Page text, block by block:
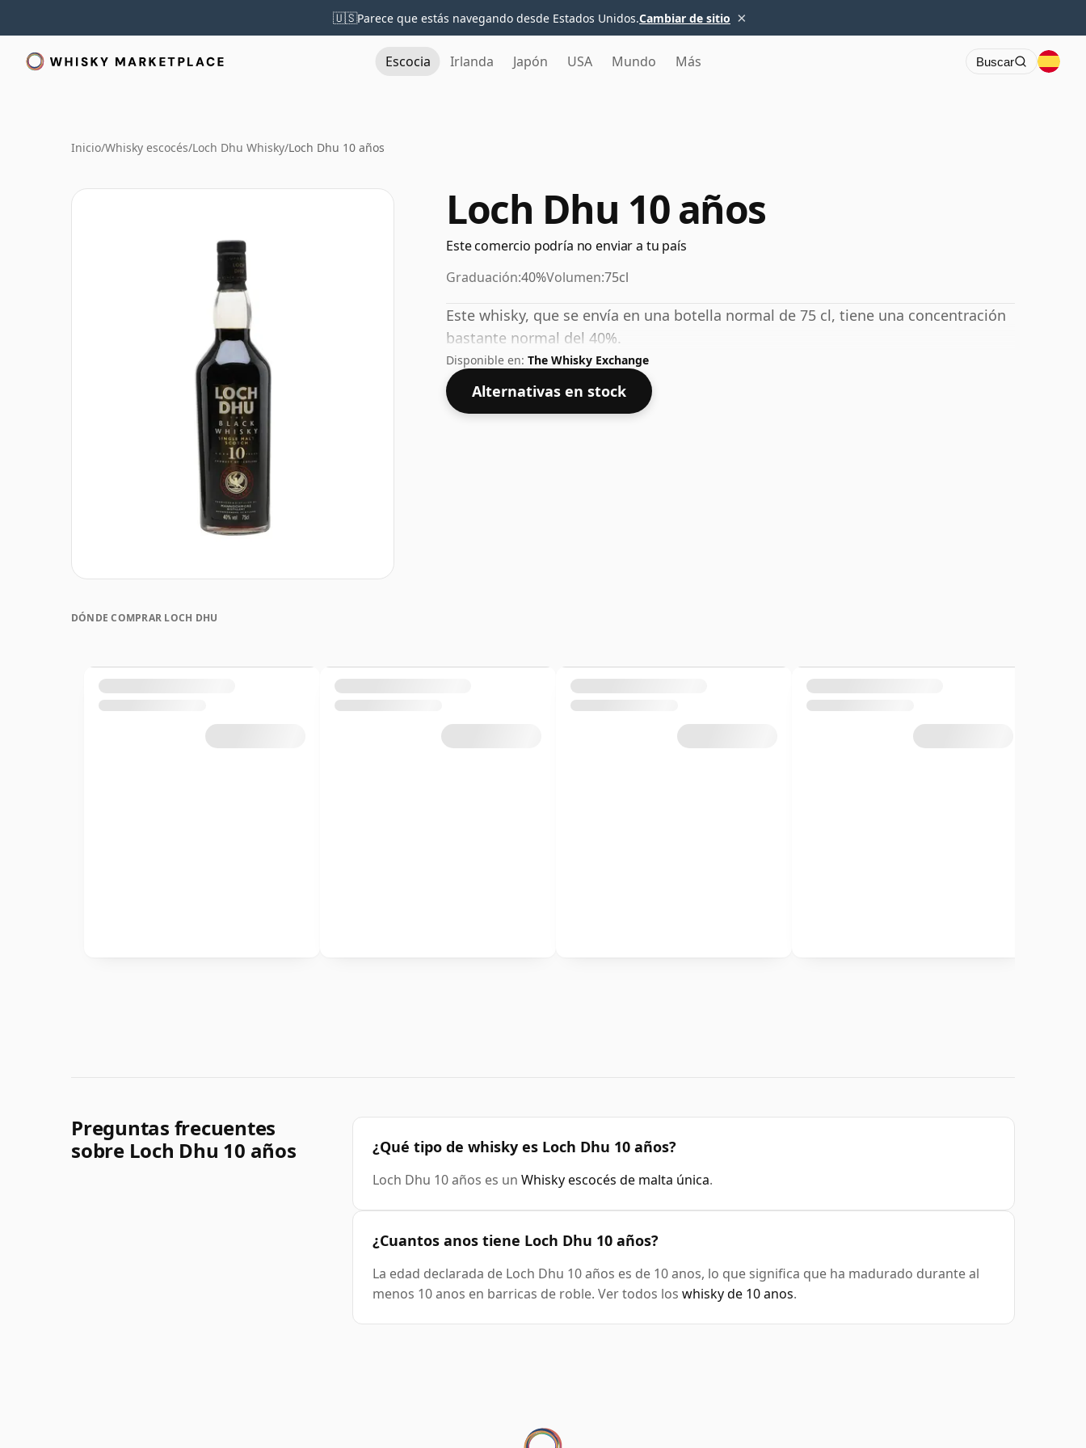
🇺🇸Parece que estás navegando desde Estados Unidos.Cambiar de sitio ×
Escocia Irlanda Japón USA Mundo Más Buscar
Inicio/Whisky escocés/Loch Dhu Whisky/Loch Dhu 10 años
Loch Dhu 10 años
Este comercio podría no enviar a tu país
Graduación:40%Volumen:75cl
Este whisky, que se envía en una botella normal de 75 cl, tiene una concentración
bastante normal del 40%.
Disponible en: The Whisky Exchange
Alternativas en stock
DÓNDE COMPRAR LOCH DHU
Preguntas frecuentes
sobre Loch Dhu 10 años
¿Qué tipo de whisky es Loch Dhu 10 años?
Loch Dhu 10 años es un Whisky escocés de malta única.
¿Cuantos anos tiene Loch Dhu 10 años?
La edad declarada de Loch Dhu 10 años es de 10 anos, lo que significa que ha madurado durante al
menos 10 anos en barricas de roble. Ver todos los whisky de 10 anos.